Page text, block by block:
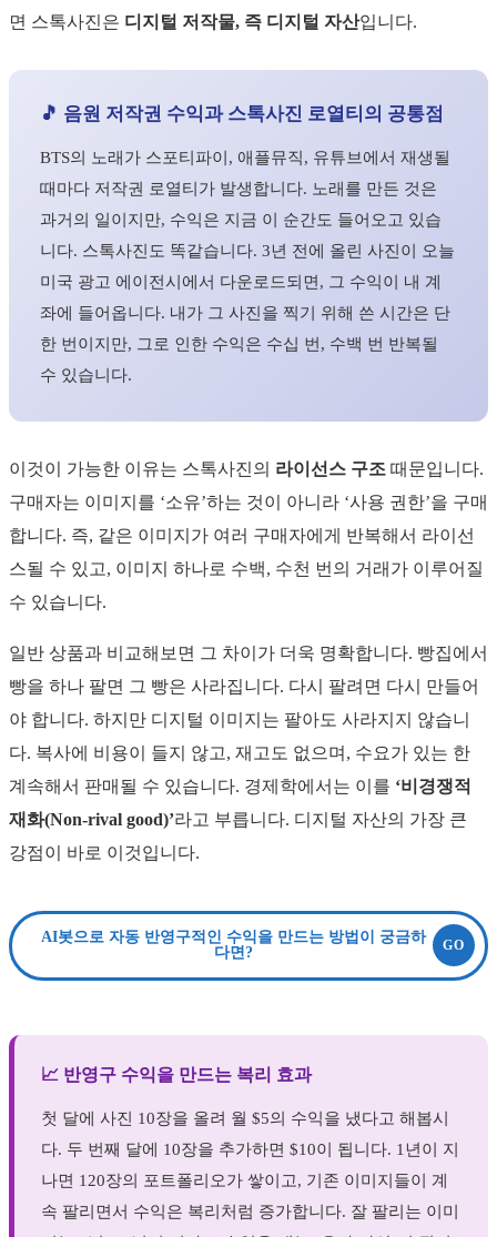
면 스톡사진은 디지털 저작물, 즉 디지털 자산입니다.
🎵 음원 저작권 수익과 스톡사진 로열티의 공통점
BTS의 노래가 스포티파이, 애플뮤직, 유튜브에서 재생될
때마다 저작권 로열티가 발생합니다. 노래를 만든 것은
과거의 일이지만, 수익은 지금 이 순간도 들어오고 있습
니다. 스톡사진도 똑같습니다. 3년 전에 올린 사진이 오늘
미국 광고 에이전시에서 다운로드되면, 그 수익이 내 계
좌에 들어옵니다. 내가 그 사진을 찍기 위해 쓴 시간은 단
한 번이지만, 그로 인한 수익은 수십 번, 수백 번 반복될
수 있습니다.
이것이 가능한 이유는 스톡사진의 라이선스 구조 때문입니다.
구매자는 이미지를 ‘소유’하는 것이 아니라 ‘사용 권한’을 구매
합니다. 즉, 같은 이미지가 여러 구매자에게 반복해서 라이선
스될 수 있고, 이미지 하나로 수백, 수천 번의 거래가 이루어질
수 있습니다.
일반 상품과 비교해보면 그 차이가 더욱 명확합니다. 빵집에서
빵을 하나 팔면 그 빵은 사라집니다. 다시 팔려면 다시 만들어
야 합니다. 하지만 디지털 이미지는 팔아도 사라지지 않습니
다. 복사에 비용이 들지 않고, 재고도 없으며, 수요가 있는 한
계속해서 판매될 수 있습니다. 경제학에서는 이를 ‘비경쟁적
재화(Non-rival good)’라고 부릅니다. 디지털 자산의 가장 큰
강점이 바로 이것입니다.
AI봇으로 자동 반영구적인 수익을 만드는 방법이 궁금하
다면?
📈 반영구 수익을 만드는 복리 효과
첫 달에 사진 10장을 올려 월 $5의 수익을 냈다고 해봅시
다. 두 번째 달에 10장을 추가하면 $10이 됩니다. 1년이 지
나면 120장의 포트폴리오가 쌓이고, 기존 이미지들이 계
속 팔리면서 수익은 복리처럼 증가합니다. 잘 팔리는 이미